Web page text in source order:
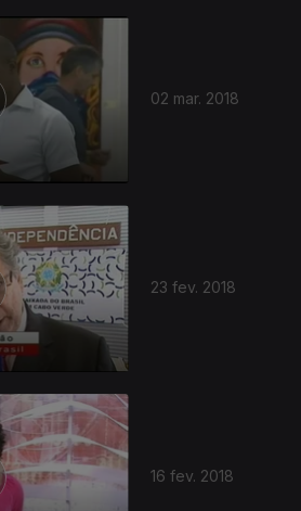
02 mar. 2018
23 fev. 2018
16 fev. 2018